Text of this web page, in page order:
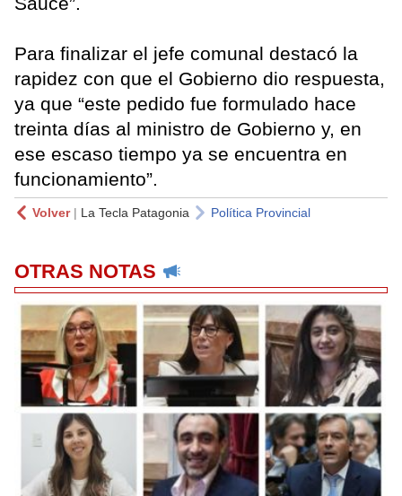
Para finalizar el jefe comunal destacó la
rapidez con que el Gobierno dio respuesta,
ya que “este pedido fue formulado hace
treinta días al ministro de Gobierno y, en
ese escaso tiempo ya se encuentra en
funcionamiento”.
Volver| La Tecla Patagonia Política Provincial
OTRAS NOTAS